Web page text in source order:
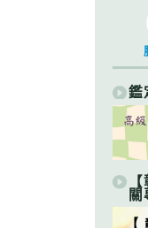
鑑
關